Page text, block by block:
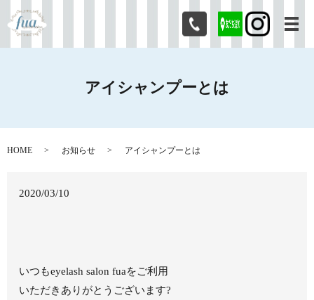
メ
アイシャンプーとは
HOME お知らせ アイシャンプーとは
2020/03/10
いつもeyelash salon fuaをご利用
いただきありがとうございます?